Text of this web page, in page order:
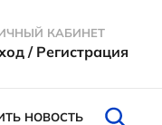
КАБИНЕТ
/ Регистрация
НОВОСТЬ